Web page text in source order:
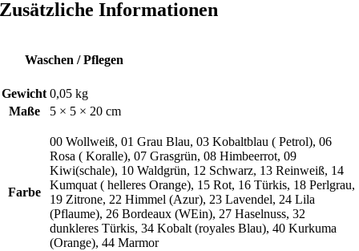
Zusätzliche Informationen
Waschen / Pflegen
Gewicht 0,05 kg
Maße
5 × 5 × 20 cm
Farbe
00 Wollweiß, 01 Grau Blau, 03 Kobaltblau ( Petrol), 06
Rosa ( Koralle), 07 Grasgrün, 08 Himbeerrot, 09
Kiwi(schale), 10 Waldgrün, 12 Schwarz, 13 Reinweiß, 14
Kumquat ( helleres Orange), 15 Rot, 16 Türkis, 18 Perlgrau,
19 Zitrone, 22 Himmel (Azur), 23 Lavendel, 24 Lila
(Pflaume), 26 Bordeaux (WEin), 27 Haselnuss, 32
dunkleres Türkis, 34 Kobalt (royales Blau), 40 Kurkuma
(Orange), 44 Marmor